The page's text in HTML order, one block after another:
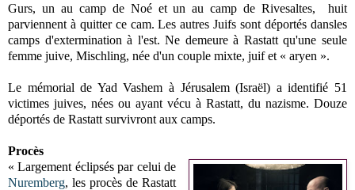
Gurs, un au camp de Noé et un au camp de Rivesaltes, huit
parviennent à quitter ce cam. Les autres Juifs sont déportés dansles
camps d'extermination à l'est. Ne demeure à Rastatt qu'une seule
femme juive, Mischling, née d'un couple mixte, juif et « aryen ».
Le mémorial de Yad Vashem à Jérusalem (Israël) a identifié 51
victimes juives, nées ou ayant vécu à Rastatt, du nazisme. Douze
déportés de Rastatt survivront aux camps.
Procès
« Largement éclipsés par celui de
Nuremberg, les procès de Rastatt